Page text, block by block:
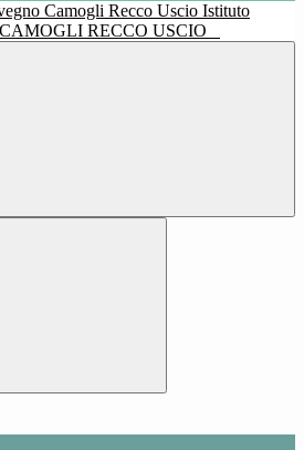
Istituto
RECCO USCIO